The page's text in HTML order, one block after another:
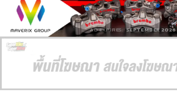
AD EXPIRES: SEPTEMBER 2026